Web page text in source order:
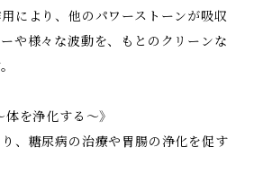
により、他のパワーストーンが吸収
や様々な波動を、もとのクリーンな
を浄化する～》
、糖尿病の治療や胃腸の浄化を促す